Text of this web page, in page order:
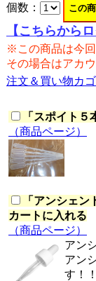
個数：
【こちらから
※この商品は今
その場合はアカ
注文＆買い物カ
「 スポイト５
（商品ページ）
「 アンシェン
カートに入れる
（商品ページ）
アン
アン
す！